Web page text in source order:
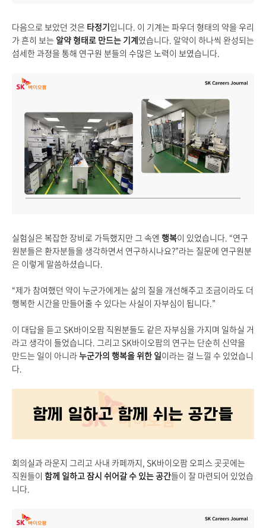
다음으로 보았던 것은 타정기입니다. 이 기계는 파우더 형태의 약을 우리
가 흔히 보는 알약 형태로 만드는 기계였습니다. 알약이 하나씩 완성되는
섬세한 과정을 통해 연구원 분들의 수많은 노력이 보였습니다.
실험실은 복잡한 장비로 가득했지만 그 속엔 행복이 있었습니다. “연구
원분들은 환자분들을 생각하면서 연구하시나요?”라는 질문에 연구원분
은 이렇게 말씀하셨습니다.
“제가 참여했던 약이 누군가에게는 삶의 질을 개선해주고 조금이라도 더
행복한 시간을 만들어줄 수 있다는 사실이 자부심이 됩니다.”
이 대답을 듣고 SK바이오팜 직원분들도 같은 자부심을 가지며 일하실 거
라고 생각이 들었습니다. 그리고 SK바이오팜의 연구는 단순히 신약을
만드는 일이 아니라누군가의 행복을 위한 일이라는 걸 느낄 수 있었습니
다.
회의실과 라운지 그리고 사내 카페까지, SK바이오팜 오피스 곳곳에는
직원들이 함께 일하고 잠시 쉬어갈 수 있는 공간들이 잘 마련되어 있었습
니다.